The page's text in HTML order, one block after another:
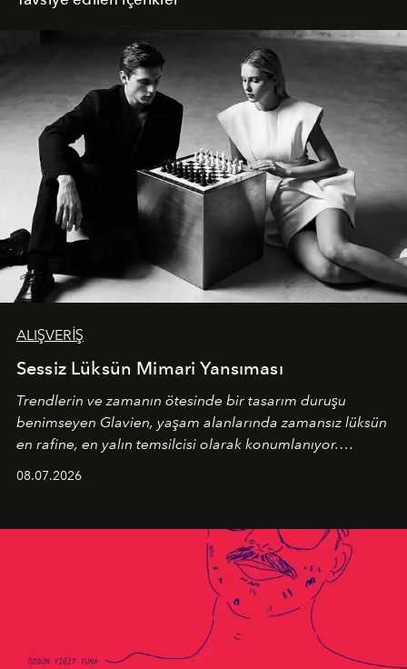
ALIŞVERİŞ
Sessiz Lüksün Mimari Yansıması
Trendlerin ve zamanın ötesinde bir tasarım duruşu
benimseyen Glavien, yaşam alanlarında zamansız lüksün
en rafine, en yalın temsilcisi olarak konumlanıyor.
08.07.2026